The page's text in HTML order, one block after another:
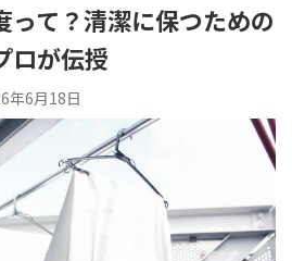
って？清潔に保つための
ロが伝授
年6月18日